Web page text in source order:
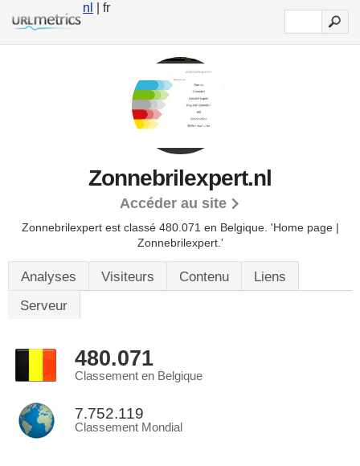
nl | fr
Zonnebrilexpert.nl
Accéder au site
Zonnebrilexpert est classé 480.071 en Belgique. 'Home page |
Zonnebrilexpert.'
Analyses Visiteurs Contenu
Liens
Serveur
480.071
Classement en Belgique
7.752.119
Classement Mondial